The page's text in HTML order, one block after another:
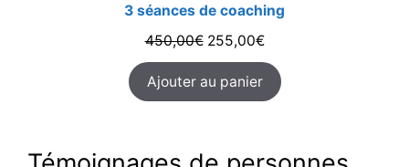
3 séances de coaching
450,00€ Le
prix
initial
était :
255,00€Le
prix
actuel
est :
Ajouter au panier